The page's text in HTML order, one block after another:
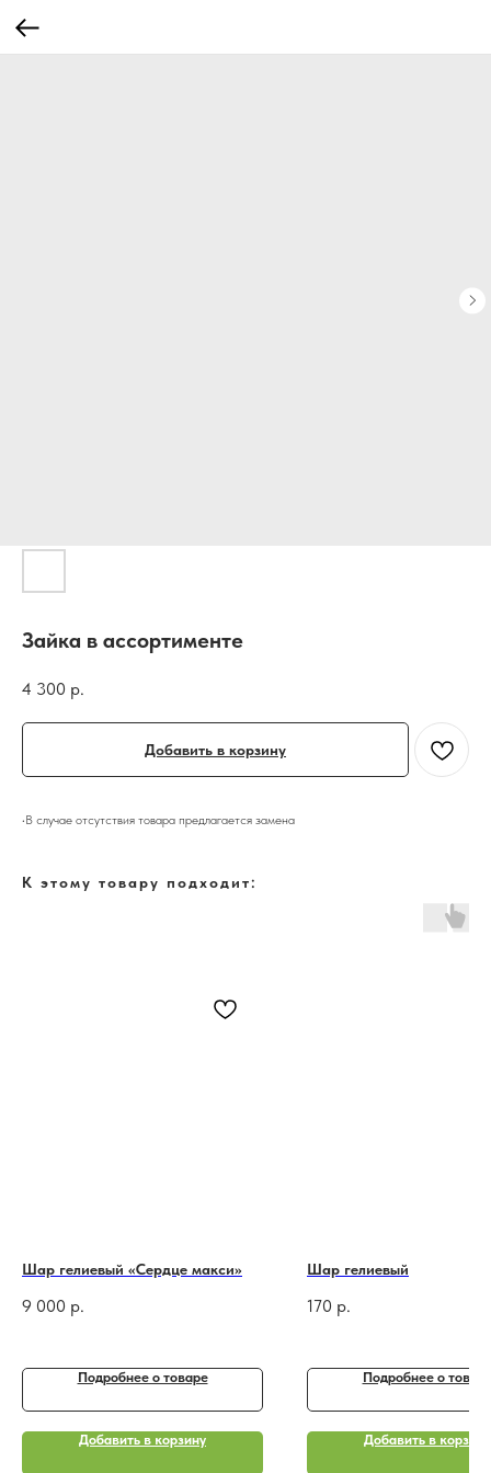
Зайка в ассортименте
4 300 р.
Добавить в корзину
•В случае отсутствия товара предлагается замена
К этому товару подходит:
Шар гелиевый «Сердце макси»
9 000 р.
Подробнее o товаре
Добавить в корзину
Шар гелиевый
170 р.
Подробнее o
Добавить в корзину